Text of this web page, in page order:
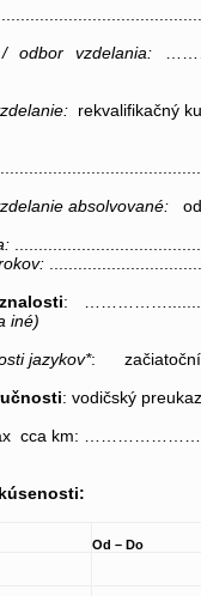
odbor vzdelania:
: rekvalifikačný
absolvované:
:
iné)
jazykov*:
: vodičský
cca km:
Od – Do